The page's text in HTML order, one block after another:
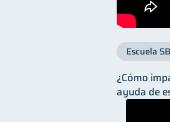
Escuela SB
¿Cómo
ayuda de